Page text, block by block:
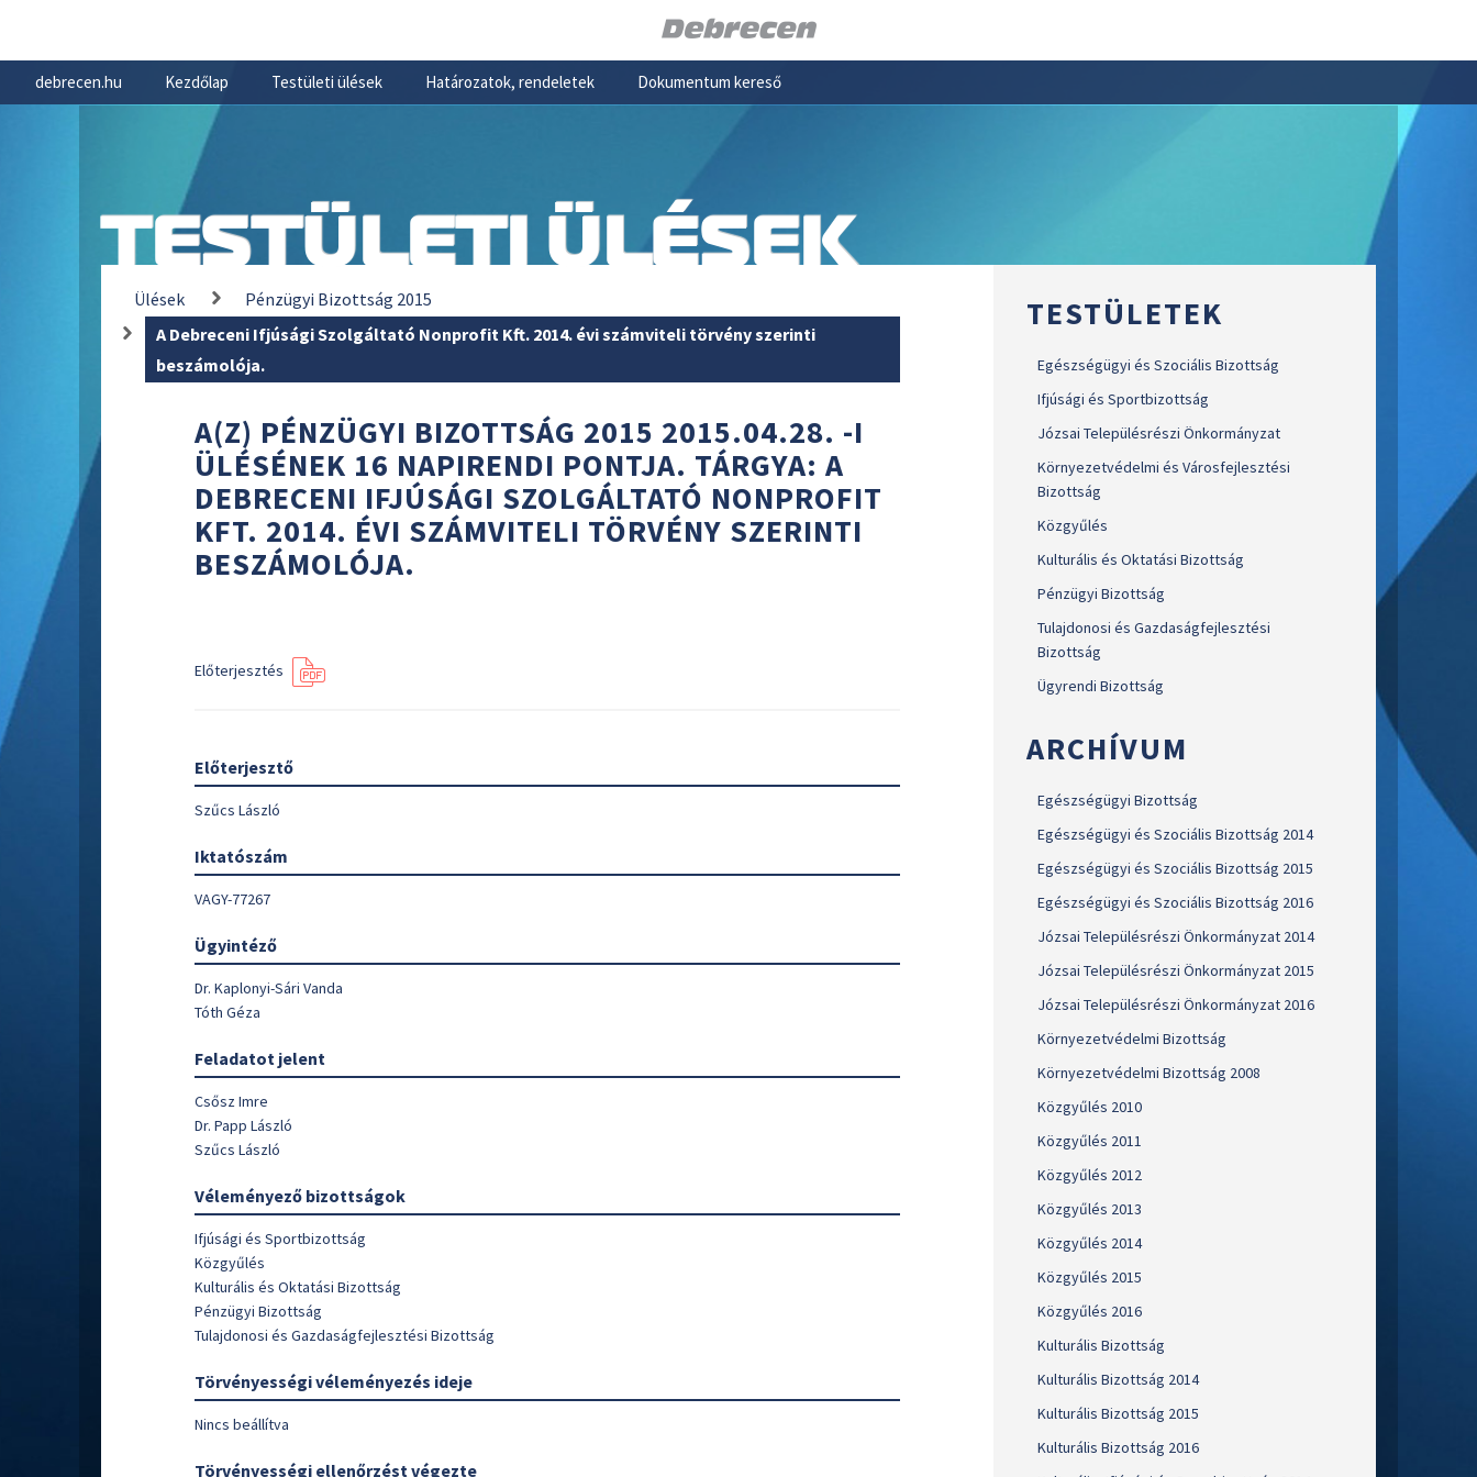
debrecen.hu Kezdőlap Testületi ülések Határozatok, rendeletek Dokumentum kereső
TESTÜLETI ÜLÉSEK
Ülések
Pénzügyi Bizottság 2015
A Debreceni Ifjúsági Szolgáltató Nonprofit Kft. 2014. évi számviteli törvény szerinti
beszámolója.
A(Z) PÉNZÜGYI BIZOTTSÁG 2015 2015.04.28. -I
ÜLÉSÉNEK 16 NAPIRENDI PONTJA. TÁRGYA: A
DEBRECENI IFJÚSÁGI SZOLGÁLTATÓ NONPROFIT
KFT. 2014. ÉVI SZÁMVITELI TÖRVÉNY SZERINTI
BESZÁMOLÓJA.
Előterjesztés
Előterjesztő
Szűcs László
Iktatószám
VAGY-77267
Ügyintéző
Dr. Kaplonyi-Sári Vanda
Tóth Géza
Feladatot jelent
Csősz Imre
Dr. Papp László
Szűcs László
Véleményező bizottságok
Ifjúsági és Sportbizottság
Közgyűlés
Kulturális és Oktatási Bizottság
Pénzügyi Bizottság
Tulajdonosi és Gazdaságfejlesztési Bizottság
Törvényességi véleményezés ideje
Nincs beállítva
Törvényességi ellenőrzést végezte
TESTÜLETEK
Egészségügyi és Szociális Bizottság
Ifjúsági és Sportbizottság
Józsai Településrészi Önkormányzat
Környezetvédelmi és Városfejlesztési
Bizottság
Közgyűlés
Kulturális és Oktatási Bizottság
Pénzügyi Bizottság
Tulajdonosi és Gazdaságfejlesztési
Bizottság
Ügyrendi Bizottság
ARCHÍVUM
Egészségügyi Bizottság
Egészségügyi és Szociális Bizottság 2014
Egészségügyi és Szociális Bizottság 2015
Egészségügyi és Szociális Bizottság 2016
Józsai Településrészi Önkormányzat 2014
Józsai Településrészi Önkormányzat 2015
Józsai Településrészi Önkormányzat 2016
Környezetvédelmi Bizottság
Környezetvédelmi Bizottság 2008
Közgyűlés 2010
Közgyűlés 2011
Közgyűlés 2012
Közgyűlés 2013
Közgyűlés 2014
Közgyűlés 2015
Közgyűlés 2016
Kulturális Bizottság
Kulturális Bizottság 2014
Kulturális Bizottság 2015
Kulturális Bizottság 2016